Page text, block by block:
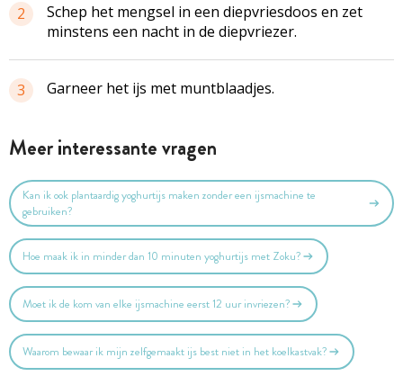
2
Schep het mengsel in een diepvriesdoos en zet
minstens een nacht in de diepvriezer.
3 Garneer het ijs met muntblaadjes.
Meer interessante vragen
Kan ik ook plantaardig yoghurtijs maken zonder een ijsmachine te
gebruiken?
Hoe maak ik in minder dan 10 minuten yoghurtijs met Zoku?
Moet ik de kom van elke ijsmachine eerst 12 uur invriezen?
Waarom bewaar ik mijn zelfgemaakt ijs best niet in het koelkastvak?